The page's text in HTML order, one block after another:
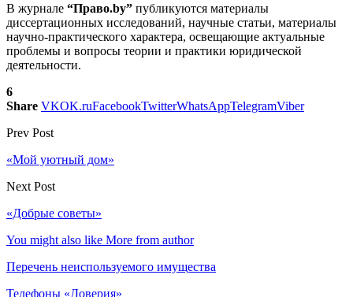
В журнале “Право.by” публикуются материалы
диссертационных исследований, научные статьи, материалы
научно-практического характера, освещающие актуальные
проблемы и вопросы теории и практики юридической
деятельности.
6
Share VKOK.ruFacebookTwitterWhatsAppTelegramViber
Prev Post
«Мой уютный дом»
Next Post
«Добрые советы»
You might also like More from author
Перечень неиспользуемого имущества
Телефоны «Доверия»